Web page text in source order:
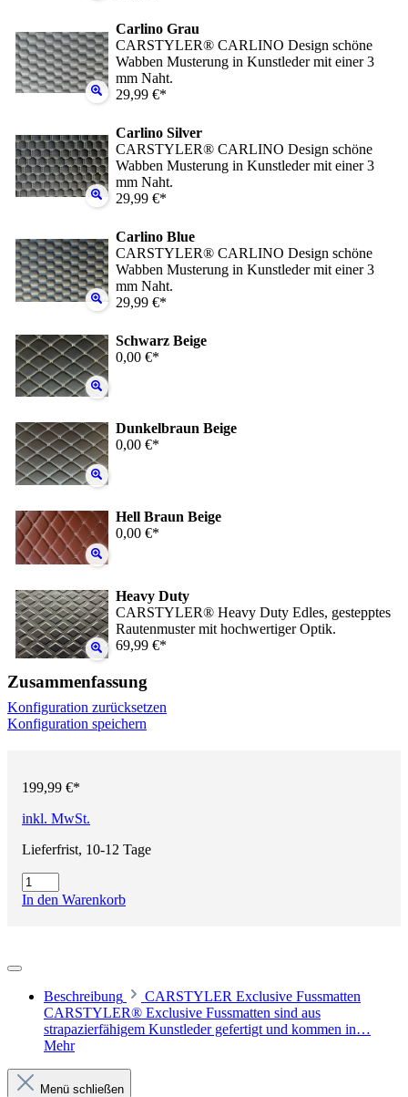
Carlino Grau
CARSTYLER® CARLINO Design schöne
Wabben Musterung in Kunstleder mit einer 3
mm Naht.
29,99 €*
Carlino Silver
CARSTYLER® CARLINO Design schöne
Wabben Musterung in Kunstleder mit einer 3
mm Naht.
29,99 €*
Carlino Blue
CARSTYLER® CARLINO Design schöne
Wabben Musterung in Kunstleder mit einer 3
mm Naht.
29,99 €*
Schwarz Beige
0,00 €*
Dunkelbraun Beige
0,00 €*
Hell Braun Beige
0,00 €*
Heavy Duty
CARSTYLER® Heavy Duty Edles, gestepptes
Rautenmuster mit hochwertiger Optik.
69,99 €*
Zusammenfassung
Konfiguration zurücksetzen
Konfiguration speichern
199,99 €*
inkl. MwSt.
Lieferfrist, 10-12 Tage
In den Warenkorb
Beschreibung
CARSTYLER Exclusive Fussmatten
CARSTYLER® Exclusive Fussmatten sind aus
strapazierfähigem Kunstleder gefertigt und kommen in…
Mehr
Menü schließen